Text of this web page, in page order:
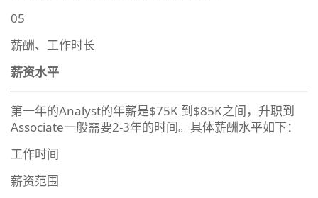
05
薪酬、工作时长
薪资水平
第一年的Analyst的年薪是$75K 到$85K之间，升职到
Associate一般需要2-3年的时间。具体薪酬水平如下：
工作时间
薪资范围